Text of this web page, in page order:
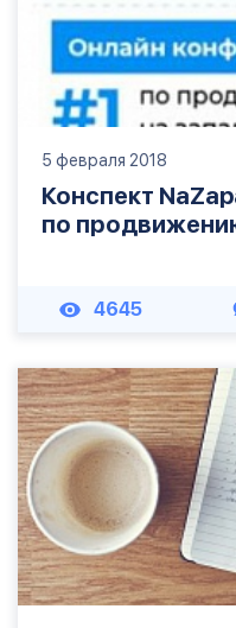
5 февраля 2018
Конспект
по
4645